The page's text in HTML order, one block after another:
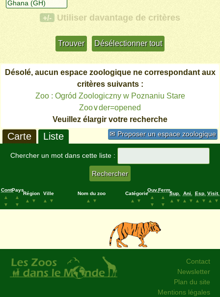
+/- Utiliser davantage de critères
Désolé, aucun espace zoologique ne correspondant aux
critères suivants :
Zoo : Ogród Zoologiczny w Poznaniu Stare
Zoo∨der=opened
Veuillez élargir votre recherche
✉ Proposer un espace zoologique
Carte Liste
Chercher un mot dans cette liste :
Cont.
▲
▼
Pays
▲
▼
Région
▲
▼
Ville
▲
▼
Nom du zoo
▲
▼
Catégorie
▲
▼
Ouv.
▲
▼
Ferm.
▲
▼
Sup.
▲
▼
Ani.
▲
▼
Esp.
▲
▼
Visit.
▲
▼
Contact
Newsletter
Plan du site
Mentions légales